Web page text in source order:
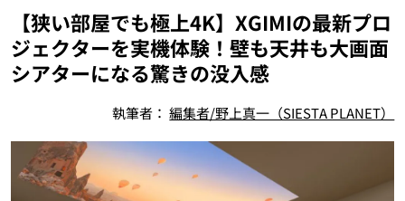
【狭い部屋でも極上4K】XGIMIの最新プロ
ジェクターを実機体験！壁も天井も大画面
シアターになる驚きの没入感
執筆者：編集者/野上真一（SIESTA PLANET）